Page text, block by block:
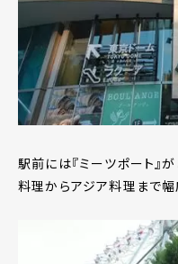
駅前には『ミーツポート』
料理からアジア料理まで幅